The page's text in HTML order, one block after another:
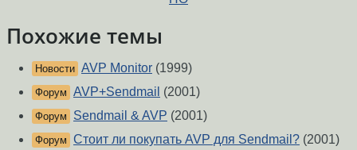
Похожие темы
Новости AVP Monitor (1999)
Форум AVP+Sendmail (2001)
Форум Sendmail & AVP (2001)
Форум Стоит ли покупать AVP для Sendmail? (2001)